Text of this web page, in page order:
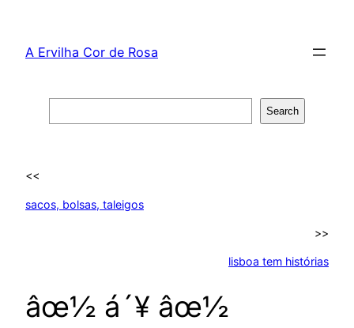
content
A Ervilha Cor de Rosa
Search
<<
sacos, bolsas, taleigos
>>
lisboa tem histórias
âœ½ á´¥ âœ½